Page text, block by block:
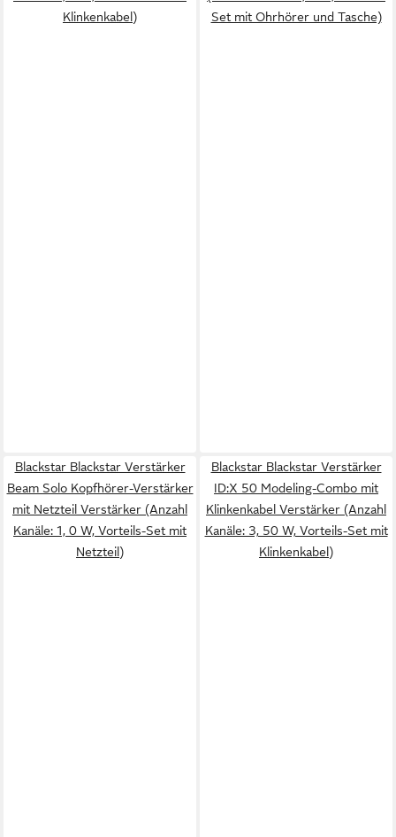
Klinkenkabel)
Set mit Ohrhörer und Tasche)
Blackstar Blackstar Verstärker
Beam Solo Kopfhörer-Verstärker
mit Netzteil Verstärker (Anzahl
Kanäle: 1, 0 W, Vorteils-Set mit
Netzteil)
Blackstar Blackstar Verstärker
ID:X 50 Modeling-Combo mit
Klinkenkabel Verstärker (Anzahl
Kanäle: 3, 50 W, Vorteils-Set mit
Klinkenkabel)